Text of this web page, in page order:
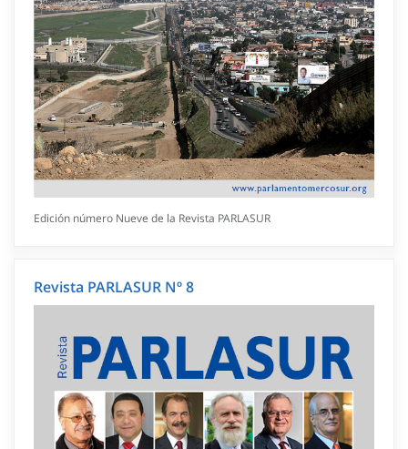
Edición número Nueve de la Revista PARLASUR
Revista PARLASUR Nº 8